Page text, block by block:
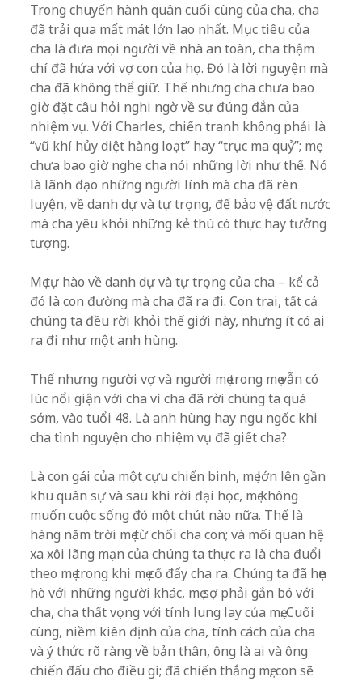
Trong chuyến hành quân cuối cùng của cha, cha
đã trải qua mất mát lớn lao nhất. Mục tiêu của
cha là đưa mọi người về nhà an toàn, cha thậm
chí đã hứa với vợ con của họ. Đó là lời nguyện mà
cha đã không thể giữ. Thế nhưng cha chưa bao
giờ đặt câu hỏi nghi ngờ về sự đúng đắn của
nhiệm vụ. Với Charles, chiến tranh không phải là
“vũ khí hủy diệt hàng loạt” hay “trục ma quỷ”; mẹ
chưa bao giờ nghe cha nói những lời như thế. Nó
là lãnh đạo những người lính mà cha đã rèn
luyện, về danh dự và tự trọng, để bảo vệ đất nước
mà cha yêu khỏi những kẻ thù có thực hay tưởng
tượng.
Mẹ tự hào về danh dự và tự trọng của cha – kể cả
đó là con đường mà cha đã ra đi. Con trai, tất cả
chúng ta đều rời khỏi thế giới này, nhưng ít có ai
ra đi như một anh hùng.
Thế nhưng người vợ và người mẹ trong mẹ vẫn có
lúc nổi giận với cha vì cha đã rời chúng ta quá
sớm, vào tuổi 48. Là anh hùng hay ngu ngốc khi
cha tình nguyện cho nhiệm vụ đã giết cha?
Là con gái của một cựu chiến binh, mẹ lớn lên gần
khu quân sự và sau khi rời đại học, mẹ không
muốn cuộc sống đó một chút nào nữa. Thế là
hàng năm trời mẹ từ chối cha con; và mối quan hệ
xa xôi lãng mạn của chúng ta thực ra là cha đuổi
theo mẹ trong khi mẹ cố đẩy cha ra. Chúng ta đã hẹn
hò với những người khác, mẹ sợ phải gắn bó với
cha, cha thất vọng với tính lung lay của mẹ. Cuối
cùng, niềm kiên định của cha, tính cách của cha
và ý thức rõ ràng về bản thân, ông là ai và ông
chiến đấu cho điều gì; đã chiến thắng mẹ; con sẽ